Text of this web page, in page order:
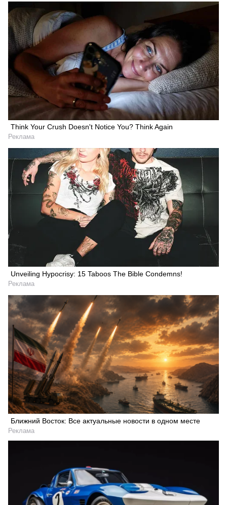
Think Your Crush Doesn't Notice You? Think Again
Реклама
Unveiling Hypocrisy: 15 Taboos The Bible Condemns!
Реклама
Ближний Восток: Все актуальные новости в одном месте
Реклама